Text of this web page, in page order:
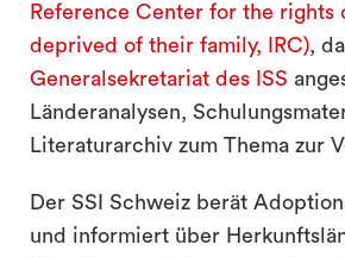
Reference Center for the rights
deprived of their family, IRC),
Generalsekretariat des ISS
Länderanalysen,
Literaturarchiv zum Thema zur
Der SSI Schweiz berät
und informiert über